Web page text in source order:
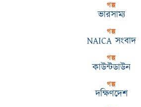
গল্প
ভারসাম্য
গল্প
NAICA সংবাদ
গল্প
কাউন্টডাউন
গল্প
দক্ষিণদেশ